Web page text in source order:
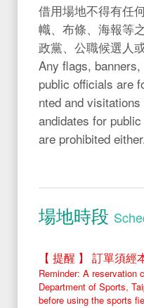
借用場地不得有任
幟、布條、海報等
政黨、公職候選人
Any flags,
public officials are
nted and
andidates for
are prohibited
場地時段
【 提醒 】 訂單須經
Reminder: A reservation
Department of Sports,
before using the sports